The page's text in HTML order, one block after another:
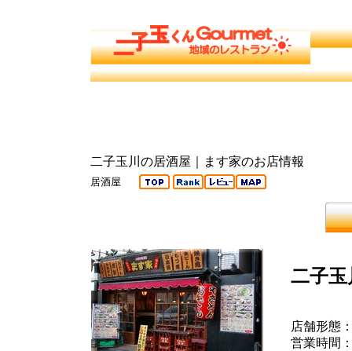
二子玉川の居酒屋｜ます家のお店情報
居酒屋
二子
店舗形態
営業時間